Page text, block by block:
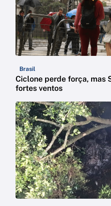
Brasil
Ciclone perde força, mas
fortes ventos